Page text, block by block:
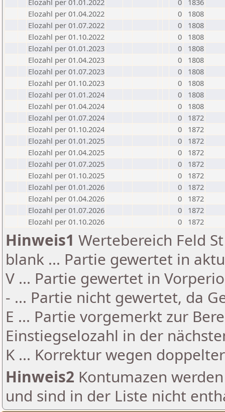
Elozahl per 01.01.2022
0
1836
Elozahl per 01.04.2022
0
1808
Elozahl per 01.07.2022
0
1808
Elozahl per 01.10.2022
0
1808
Elozahl per 01.01.2023
0
1808
Elozahl per 01.04.2023
0
1808
Elozahl per 01.07.2023
0
1808
Elozahl per 01.10.2023
0
1808
Elozahl per 01.01.2024
0
1808
Elozahl per 01.04.2024
0
1808
Elozahl per 01.07.2024
0
1872
Elozahl per 01.10.2024
0
1872
Elozahl per 01.01.2025
0
1872
Elozahl per 01.04.2025
0
1872
Elozahl per 01.07.2025
0
1872
Elozahl per 01.10.2025
0
1872
Elozahl per 01.01.2026
0
1872
Elozahl per 01.04.2026
0
1872
Elozahl per 01.07.2026
0
1872
Elozahl per 01.10.2026
0 1872
Hinweis1 Wertebereich Feld
blank ... Partie gewertet in
V ... Partie gewertet in
- ... Partie nicht gewertet, da
E ... Partie vorgemerkt zur
Einstiegselozahl in der
K ... Korrektur wegen
Hinweis2 Kontumazen
und sind in der Liste nicht